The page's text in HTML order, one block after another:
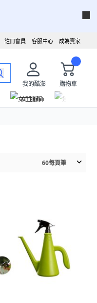
成為賣家
客服中心
註冊會員
我的酷澎
購物車
女性服飾
60每頁筆